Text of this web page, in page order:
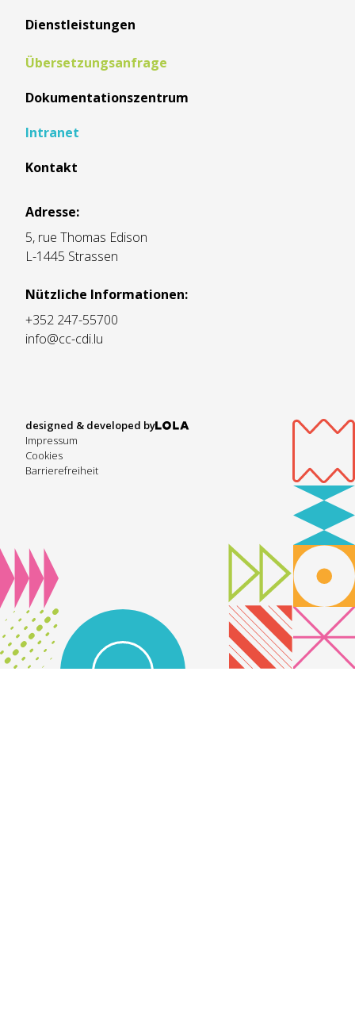
Dienstleistungen
Übersetzungsanfrage
Dokumentationszentrum
Intranet
Kontakt
Adresse:
5, rue Thomas Edison
L-1445 Strassen
Nützliche Informationen:
+352 247-55700
info@cc-cdi.lu
designed & developed by
Impressum
Cookies
Barrierefreiheit